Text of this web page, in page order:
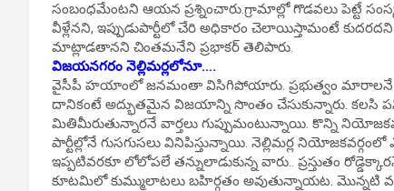
సంబంధమేంటని ఆయన ప్రశ్నించారు.గ్రామాల్లో గొడవలు పెట్టే
వీళ్లేనని, ఇప్పుడుపార్టీలో చేరి అధికారం చెలాయిస్తామంటే
మాట్లాడతానని చింతమనేని ప్రభాకర్ తెలిపారు.
విజయనగరం నెల్లిమర్లలోనూ….
వైసీపీ హయాంలో జనమంతా విసిగిపోయారు. ప్రభుత్వం మారాలనే
దానికంటే అద్భుతమైన విజయాన్ని సొంతం చేసుకున్నారు. కలసి
మితిమీరుతున్నారనే వార్తలు గుప్పుమంటున్నాయి. కొన్ని
పార్టీల్లోనే గుసగుసలు వినిపిస్తున్నాయి. నెల్లిమర్ల
ఇప్పటివరకూ లోలోపలే తన్నులాడుకున్న వారు.. ప్రస్తుతం
కూటమిలో కుమ్ములాటలు బహిర్గతం అవుతున్నాయట. మొన్నటి